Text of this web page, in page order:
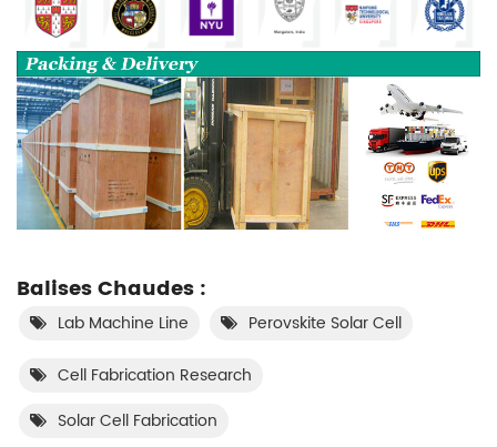
Balises Chaudes :
Lab Machine Line Perovskite Solar Cell
Cell Fabrication Research
Solar Cell Fabrication